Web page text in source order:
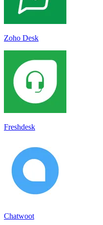
Zoho Desk
Freshdesk
Chatwoot